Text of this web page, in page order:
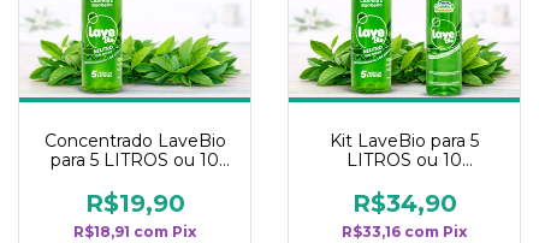
Concentrado LaveBio
para 5 LITROS ou 10
rendimento da
categoria - Neutro
R$19,90
R$18,91 com Pix
Kit LaveBio para 5
LITROS ou 10
rendimento da
categoria - Neutro
R$34,90
R$33,16 com Pix